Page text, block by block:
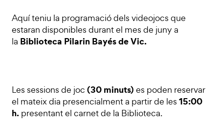
Aquí teniu la programació dels videojocs que
estaran disponibles durant el mes de juny a
la Biblioteca Pilarin Bayés de Vic.
Les sessions de joc (30 minuts) es poden reservar
el mateix dia presencialment a partir de les 15:00
h. presentant el carnet de la Biblioteca.